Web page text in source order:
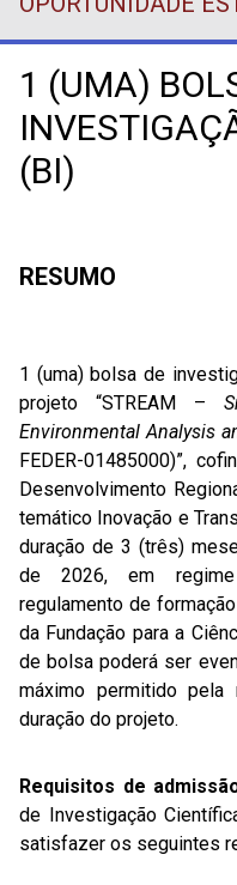
1 (UMA)
(BI)
RESUMO
1 (uma) bolsa de
projeto “STREAM –
Environmental Analysis
FEDER-01485000)”,
Desenvolvimento
temático Inovação e
duração de 3 (três)
de 2026, em regime
regulamento de
da Fundação para a
de bolsa poderá ser
máximo permitido pela
duração do projeto.
Requisitos de
de Investigação
satisfazer os seguintes